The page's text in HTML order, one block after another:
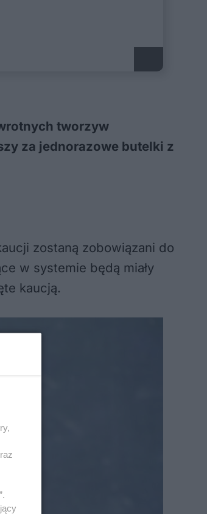
tworzyw
za jednorazowe butelki z
zostaną zobowiązani do
w systemie będą miały
kaucją.